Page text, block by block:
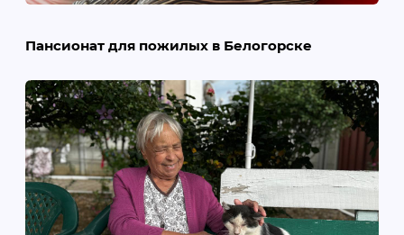
Пансионат для пожилых в Белогорске